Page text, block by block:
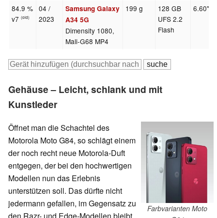
84.9 %
v7(old)
04 /
2023
Samsung Galaxy
A34 5G
Dimensity 1080,
Mali-G68 MP4
199 g
128 GB
UFS 2.2
Flash
6.60"
Gehäuse – Leicht, schlank und mit
Kunstleder
Farbvarianten Moto
Öffnet man die Schachtel des
Motorola Moto G84, so schlägt einem
der noch recht neue Motorola-Duft
entgegen, der bei den hochwertigen
Modellen nun das Erlebnis
unterstützen soll. Das dürfte nicht
jedermann gefallen, im Gegensatz zu
den Razr- und Edge-Modellen bleibt